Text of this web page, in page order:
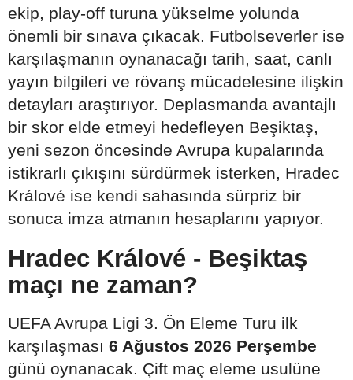
ekip, play-off turuna yükselme yolunda
önemli bir sınava çıkacak. Futbolseverler ise
karşılaşmanın oynanacağı tarih, saat, canlı
yayın bilgileri ve rövanş mücadelesine ilişkin
detayları araştırıyor. Deplasmanda avantajlı
bir skor elde etmeyi hedefleyen Beşiktaş,
yeni sezon öncesinde Avrupa kupalarında
istikrarlı çıkışını sürdürmek isterken, Hradec
Králové ise kendi sahasında sürpriz bir
sonuca imza atmanın hesaplarını yapıyor.
Hradec Králové - Beşiktaş
maçı ne zaman?
UEFA Avrupa Ligi 3. Ön Eleme Turu ilk
karşılaşması 6 Ağustos 2026 Perşembe
günü oynanacak. Çift maç eleme usulüne